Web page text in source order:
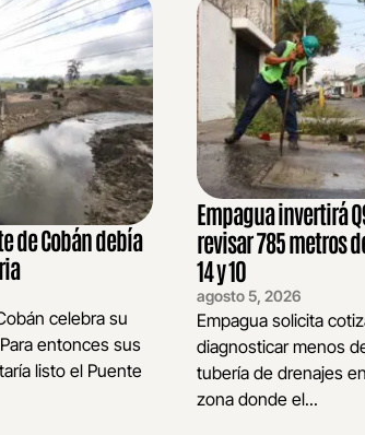
de Cobán debía
celebra su
entonces sus
listo el Puente
Empagua invertirá
revisar 785 metros
14 y 10
agosto 5, 2026
Empagua solicita
diagnosticar menos
tubería de drenajes
zona donde el...